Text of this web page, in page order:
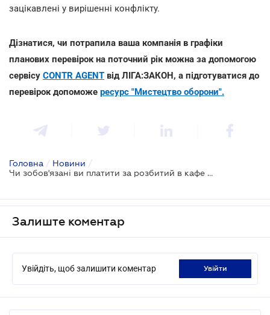
зацікавлені у вирішенні конфлікту.
Дізнатися, чи потрапила ваша компанія в графіки
планових перевірок на поточний рік можна за допомогою
сервісу CONTR AGENT від ЛІГА:ЗАКОН, а підготуватися до
перевірок допоможе ресурс "Мистецтво оборони".
Головна / Новини /
Чи зобов'язані ви платити за розбитий в кафе посуд та залишати чайові
Залиште коментар
Увійдіть, щоб залишити коментар увійти